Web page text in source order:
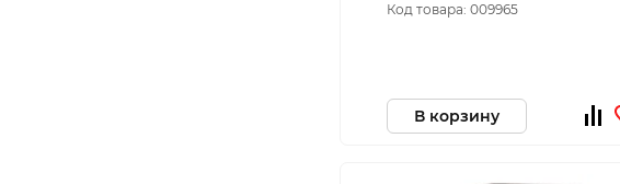
Код товара: 009965
В корзину